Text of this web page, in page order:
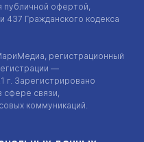
публичной офертой,
Гражданского кодекса
регистрационный
—
г. Зарегистрировано
сфере связи,
коммуникаций.